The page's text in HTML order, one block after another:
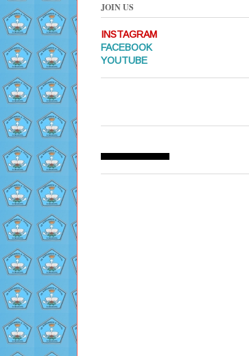
JOIN US
INSTAGRAM
FACEBOOK
YOUTUBE